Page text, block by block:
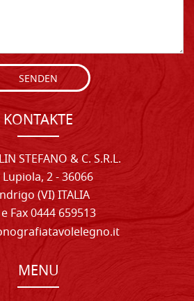
SENDEN
KONTAKTE
STEFANO & C. S.R.L.
2 - 36066
(VI) ITALIA
Fax 0444 659513
MENU